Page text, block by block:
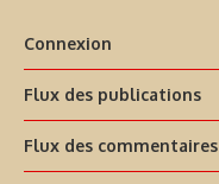
Connexion
Flux des publications
Flux des commentaires